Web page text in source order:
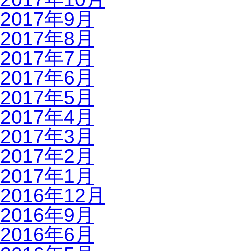
2017年9月
2017年8月
2017年7月
2017年6月
2017年5月
2017年4月
2017年3月
2017年2月
2017年1月
2016年12月
2016年9月
2016年6月